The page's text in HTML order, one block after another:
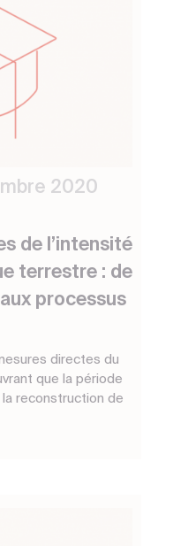
2020
de l’intensité
terrestre : de
processus
directes du
que la période
la reconstruction de